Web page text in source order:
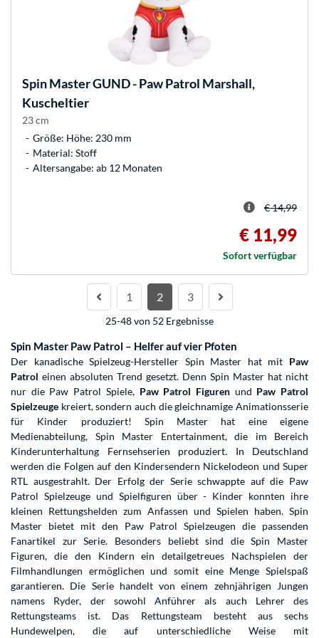
Spin MasterGUND - Paw Patrol Marshall,
Kuscheltier
23 cm
Größe: Höhe: 230 mm
Material: Stoff
Altersangabe: ab 12 Monaten
€ 14,99
€ 11,99
Sofort verfügbar
1 2 3
25-48 von 52 Ergebnisse
Spin Master Paw Patrol – Helfer auf vier Pfoten
Der kanadische Spielzeug-Hersteller Spin Master hat mit Paw
Patrol einen absoluten Trend gesetzt. Denn Spin Master hat nicht
nur die Paw Patrol Spiele, Paw Patrol Figurenund Paw Patrol
Spielzeuge kreiert, sondern auch die gleichnamige Animationsserie
für Kinder produziert! Spin Master hat eine eigene
Medienabteilung, Spin Master Entertainment, die im Bereich
Kinderunterhaltung Fernsehserien produziert. In Deutschland
werden die Folgen auf den Kindersendern Nickelodeon und Super
RTL ausgestrahlt. Der Erfolg der Serie schwappte auf die Paw
Patrol Spielzeuge und Spielfiguren über - Kinder konnten ihre
kleinen Rettungshelden zum Anfassen und Spielen haben. Spin
Master bietet mit den Paw Patrol Spielzeugen die passenden
Fanartikel zur Serie. Besonders beliebt sind die Spin Master
Figuren, die den Kindern ein detailgetreues Nachspielen der
Filmhandlungen ermöglichen und somit eine Menge Spielspaß
garantieren. Die Serie handelt von einem zehnjährigen Jungen
namens Ryder, der sowohl Anführer als auch Lehrer des
Rettungsteams ist. Das Rettungsteam besteht aus sechs
Hundewelpen, die auf unterschiedliche Weise mit